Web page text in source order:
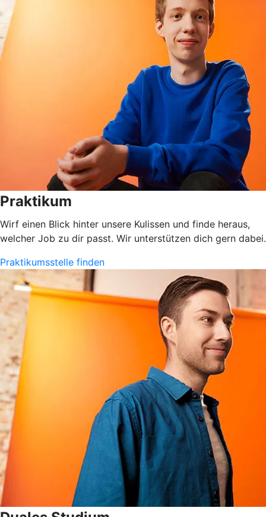
Praktikum
Wirf einen Blick hinter unsere Kulissen und finde heraus,
welcher Job zu dir passt. Wir unterstützen dich gern dabei.
Praktikumsstelle finden